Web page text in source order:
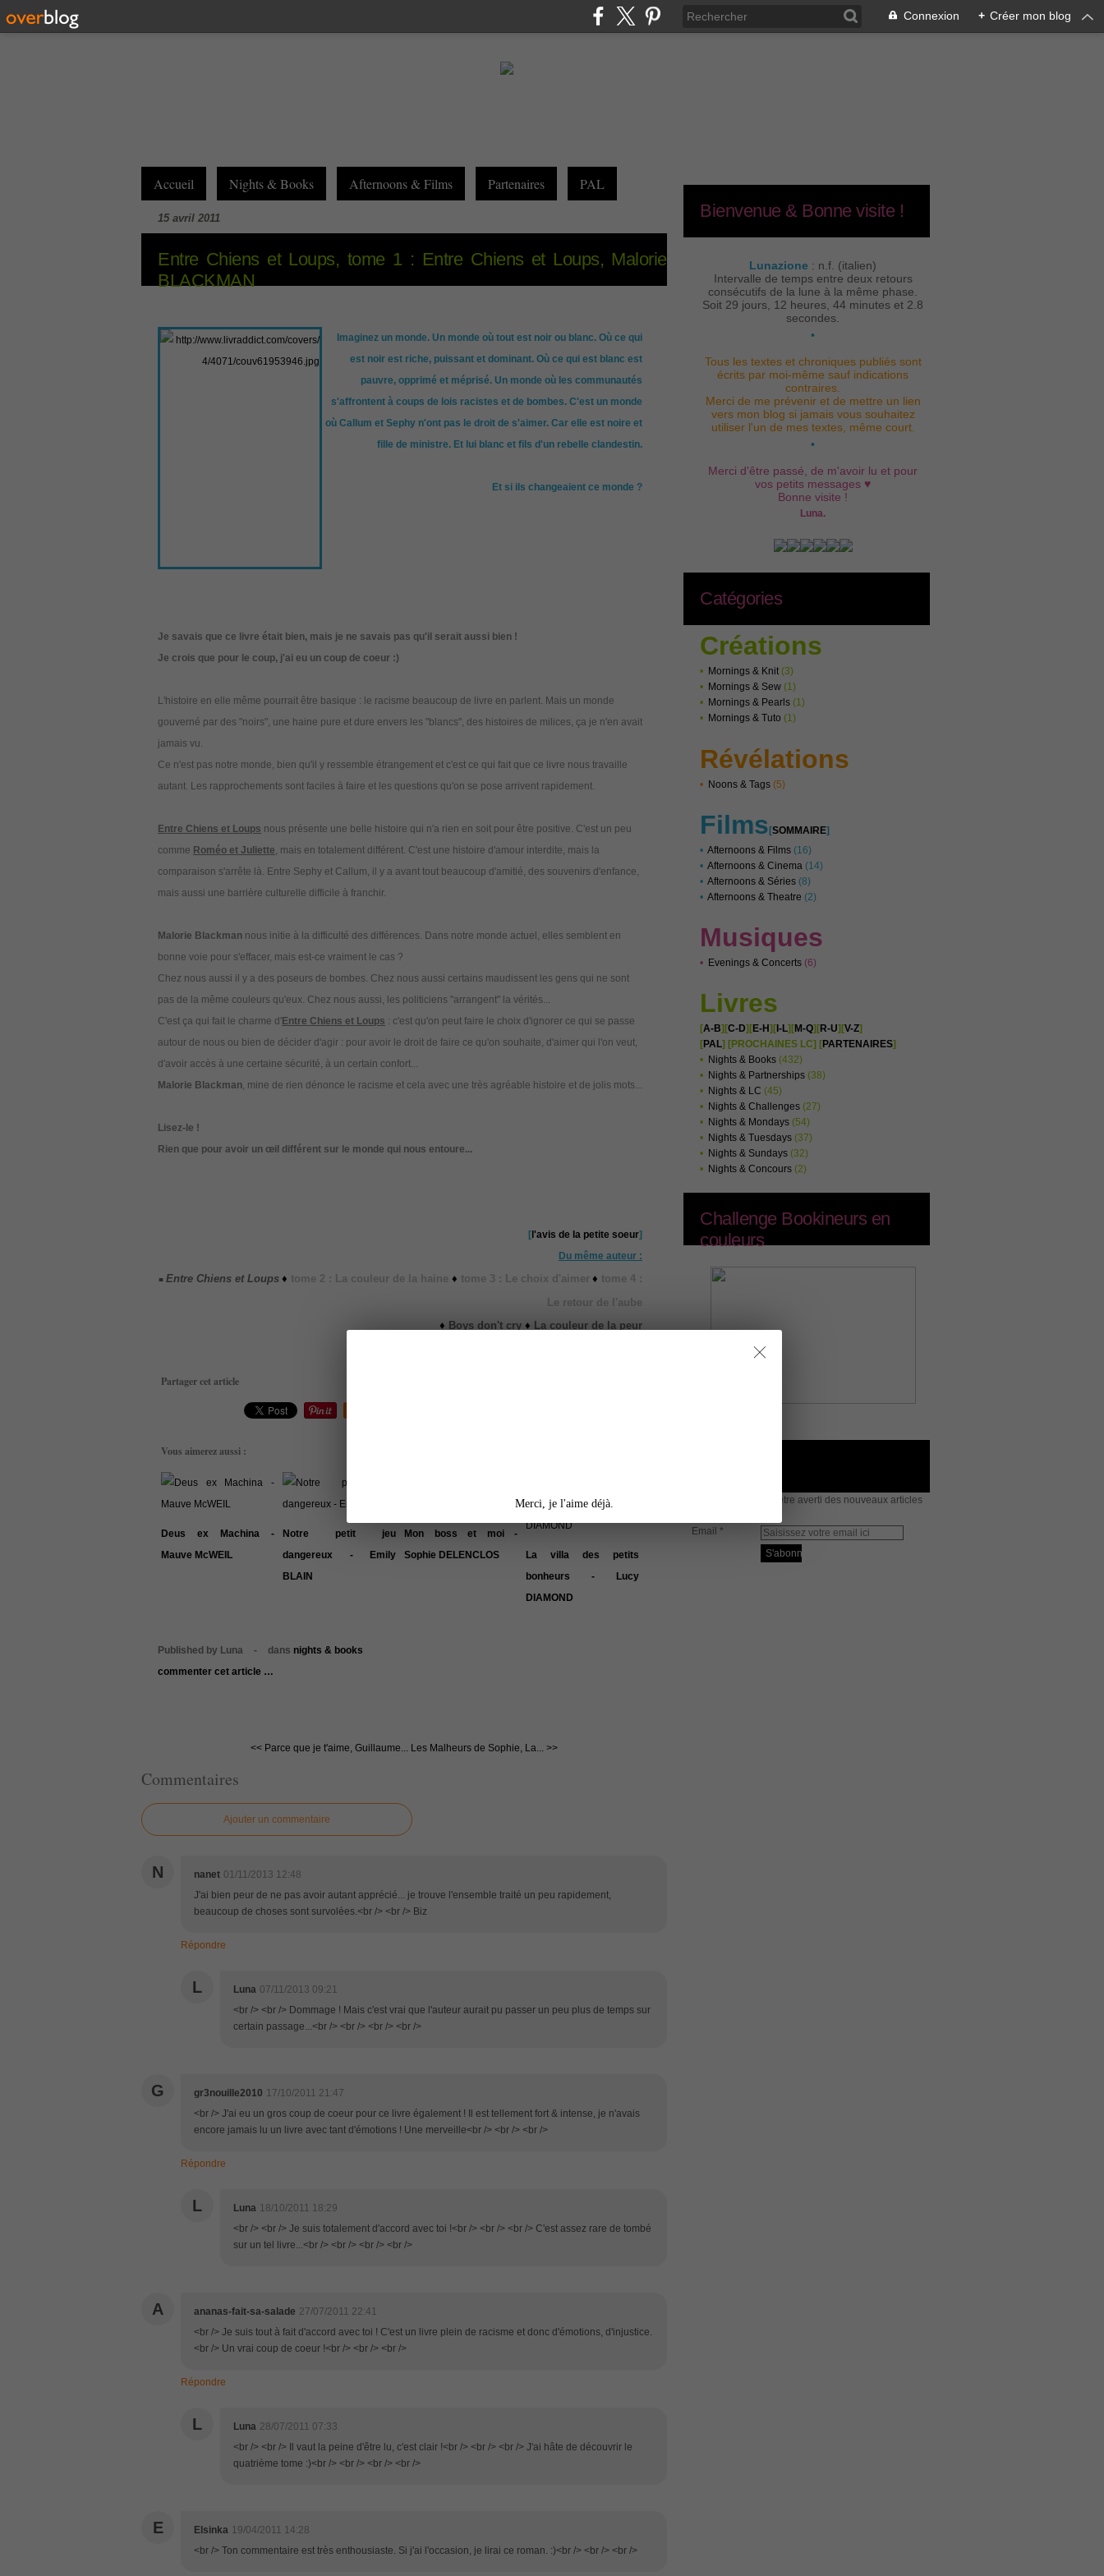
Connexion + Créer mon blog
Accueil Nights & Books Afternoons & Films Partenaires PAL
15 avril 2011
Entre Chiens et Loups, tome 1 : Entre Chiens et Loups, Malorie
BLACKMAN
Imaginez un monde. Un monde où tout est noir ou blanc. Où ce qui
est noir est riche, puissant et dominant. Où ce qui est blanc est
pauvre, opprimé et méprisé. Un monde où les communautés
s'affrontent à coups de lois racistes et de bombes. C'est un monde
où Callum et Sephy n'ont pas le droit de s'aimer. Car elle est noire et
fille de ministre. Et lui blanc et fils d'un rebelle clandestin.
Et si ils changeaient ce monde ?
Je savais que ce livre était bien, mais je ne savais pas qu'il serait aussi bien !
Je crois que pour le coup, j'ai eu un coup de coeur :)
L'histoire en elle même pourrait être basique : le racisme beaucoup de livre en parlent. Mais un monde
gouverné par des "noirs", une haine pure et dure envers les "blancs", des histoires de milices, ça je n'en avait
jamais vu.
Ce n'est pas notre monde, bien qu'il y ressemble étrangement et c'est ce qui fait que ce livre nous travaille
autant. Les rapprochements sont faciles à faire et les questions qu'on se pose arrivent rapidement.
Entre Chiens et Loups nous présente une belle histoire qui n'a rien en soit pour être positive. C'est un peu
comme Roméo et Juliette, mais en totalement différent. C'est une histoire d'amour interdite, mais la
comparaison s'arrête là. Entre Sephy et Callum, il y a avant tout beaucoup d'amitié, des souvenirs d'enfance,
mais aussi une barrière culturelle difficile à franchir.
Malorie Blackman nous initie à la difficulté des différences. Dans notre monde actuel, elles semblent en
bonne voie pour s'effacer, mais est-ce vraiment le cas ?
Chez nous aussi il y a des poseurs de bombes. Chez nous aussi certains maudissent les gens qui ne sont
pas de la même couleurs qu'eux. Chez nous aussi, les politiciens "arrangent" la vérités...
C'est ça qui fait le charme d' Entre Chiens et Loups : c'est qu'on peut faire le choix d'ignorer ce qui se passe
autour de nous ou bien de décider d'agir : pour avoir le droit de faire ce qu'on souhaite, d'aimer qui l'on veut,
d'avoir accès à une certaine sécurité, à un certain confort...
Malorie Blackman, mine de rien dénonce le racisme et cela avec une très agréable histoire et de jolis mots...
Lisez-le !
Rien que pour avoir un œil différent sur le monde qui nous entoure...
[ l'avis de la petite soeur]
Du même auteur :
■ Entre Chiens et Loups ♦ tome 2 : La couleur de la haine ♦ tome 3 : Le choix d'aimer ♦ tome 4 :
Le retour de l'aube
♦ Boys don't cry ♦ La couleur de la peur
Partager cet article
Vous aimerez aussi :
Deus ex Machina -
Mauve McWEIL
Notre petit jeu
dangereux - Emily
BLAIN
Mon boss et moi -
Sophie DELENCLOS
La villa des petits
bonheurs - Lucy
DIAMOND
Published by Luna - dans nights & books
commenter cet article …
<< Parce que je t'aime, Guillaume... Les Malheurs de Sophie, La... >>
Commentaires
Ajouter un commentaire
N nanet 01/11/2013 12:48
J'ai bien peur de ne pas avoir autant apprécié... je trouve l'ensemble traité un peu rapidement,
beaucoup de choses sont survolées.<br /> <br /> Biz
Répondre
L Luna 07/11/2013 09:21
<br /> <br /> Dommage ! Mais c'est vrai que l'auteur aurait pu passer un peu plus de temps sur
certain passage...<br /> <br /> <br /> <br />
G gr3nouille2010 17/10/2011 21:47
<br /> J'ai eu un gros coup de coeur pour ce livre également ! Il est tellement fort & intense, je n'avais
encore jamais lu un livre avec tant d'émotions ! Une merveille<br /> <br /> <br />
Répondre
L Luna 18/10/2011 18:29
<br /> <br /> Je suis totalement d'accord avec toi !<br /> <br /> <br /> C'est assez rare de tombé
sur un tel livre...<br /> <br /> <br /> <br />
A ananas-fait-sa-salade 27/07/2011 22:41
<br /> Je suis tout à fait d'accord avec toi ! C'est un livre plein de racisme et donc d'émotions, d'injustice.
<br /> Un vrai coup de coeur !<br /> <br /> <br />
Répondre
L Luna 28/07/2011 07:33
<br /> <br /> Il vaut la peine d'être lu, c'est clair !<br /> <br /> <br /> J'ai hâte de découvrir le
quatrième tome :)<br /> <br /> <br /> <br />
E Elsinka 19/04/2011 14:28
<br /> Ton commentaire est très enthousiaste. Si j'ai l'occasion, je lirai ce roman. :)<br /> <br /> <br />
Bienvenue & Bonne visite !
Lunazione : n.f. (italien)
Intervalle de temps entre deux retours
consécutifs de la lune à la même phase.
Soit 29 jours, 12 heures, 44 minutes et 2.8
secondes.
•
Tous les textes et chroniques publiés sont
écrits par moi-même sauf indications
contraires.
Merci de me prévenir et de mettre un lien
vers mon blog si jamais vous souhaitez
utiliser l'un de mes textes, même court.
•
Merci d'être passé, de m'avoir lu et pour
vos petits messages ♥
Bonne visite !
Luna.
Catégories
Créations
• Mornings & Knit (3)
• Mornings & Sew (1)
• Mornings & Pearls (1)
• Mornings & Tuto (1)
Révélations
• Noons & Tags (5)
Films [SOMMAIRE]
• Afternoons & Films (16)
• Afternoons & Cinema (14)
• Afternoons & Séries (8)
• Afternoons & Theatre (2)
Musiques
• Evenings & Concerts (6)
Livres
[A-B][C-D][E-H ][ I-L][M-Q][R-U][V-Z]
[PAL] [PROCHAINES LC] [PARTENAIRES]
• Nights & Books (432)
• Nights & Partnerships (38)
• Nights & LC (45)
• Nights & Challenges (27)
• Nights & Mondays (54)
• Nights & Tuesdays (37)
• Nights & Sundays (32)
• Nights & Concours (2)
Challenge Bookineurs en
couleurs
Abonnez-vous pour être averti des nouveaux articles
Email
Merci, je l'aime déjà.